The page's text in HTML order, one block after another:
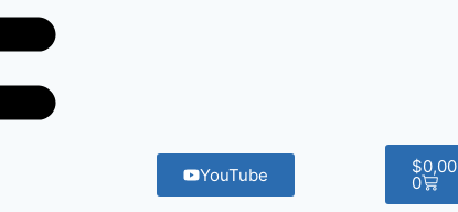
YouTube $0,00
0